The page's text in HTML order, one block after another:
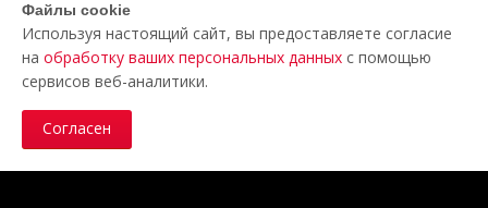
Зарегистрируйтесь, чтобы
увидеть цены
Файлы cookie
Используя настоящий сайт, вы предоставляете согласие
на обработку ваших персональных данных с помощью
сервисов веб-аналитики.
Согласен